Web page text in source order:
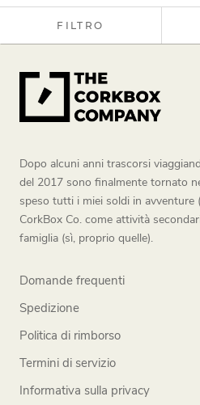
FILTRO
Dopo alcuni anni trascorsi
del 2017 sono finalmente tornato
speso tutti i miei soldi in avventure
CorkBox Co. come attività
famiglia (sì, proprio quelle).
Domande frequenti
Spedizione
Politica di rimborso
Termini di servizio
Informativa sulla privacy